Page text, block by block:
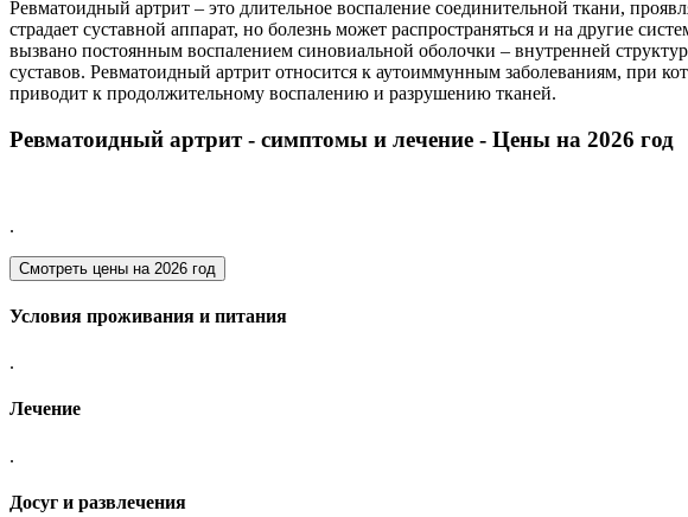
Ревматоидный артрит – это длительное воспаление соединительной ткани,
страдает суставной аппарат, но болезнь может распространяться и на другие
вызвано постоянным воспалением синовиальной оболочки – внутренней
суставов. Ревматоидный артрит относится к аутоиммунным заболеваниям, при
приводит к продолжительному воспалению и разрушению тканей.
Ревматоидный артрит - симптомы и лечение - Цены на 2026 год
.
Смотреть цены на 2026 год
Условия проживания и питания
.
Лечение
.
Досуг и развлечения